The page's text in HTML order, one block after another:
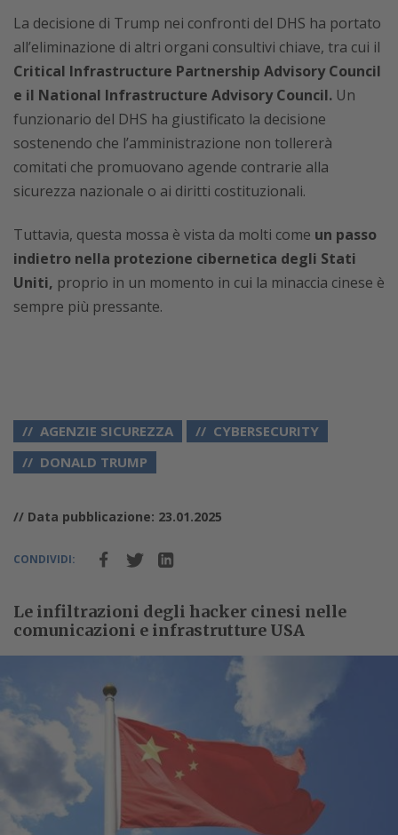
La decisione di Trump nei confronti del DHS ha portato
all’eliminazione di altri organi consultivi chiave, tra cui il
Critical Infrastructure Partnership Advisory Council
e il National Infrastructure Advisory Council. Un
funzionario del DHS ha giustificato la decisione
sostenendo che l’amministrazione non tollererà
comitati che promuovano agende contrarie alla
sicurezza nazionale o ai diritti costituzionali.
Tuttavia, questa mossa è vista da molti come un passo
indietro nella protezione cibernetica degli Stati
Uniti, proprio in un momento in cui la minaccia cinese è
sempre più pressante.
AGENZIE SICUREZZA
CYBERSECURITY
DONALD TRUMP
// Data pubblicazione: 23.01.2025
CONDIVIDI:
Le infiltrazioni degli hacker cinesi nelle
comunicazioni e infrastrutture USA